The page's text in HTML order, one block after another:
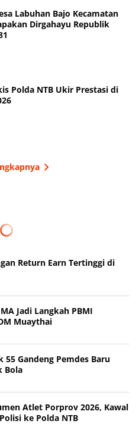
Labuhan Bajo Kecamatan
Dirgahayu Republik
Polda NTB Ukir Prestasi di
Return Earn Tertinggi di
Jadi Langkah PBMI
Muaythai
55 Gandeng Pemdes Baru
Bola
Atlet Porprov 2026, Kawal
ke Polda NTB